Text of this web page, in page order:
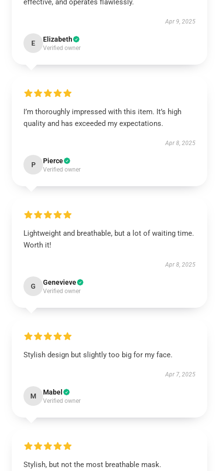
effective, and operates flawlessly.
Apr 9, 2025
E Elizabeth
Verified owner
I’m thoroughly impressed with this item. It’s high
quality and has exceeded my expectations.
Apr 8, 2025
P Pierce
Verified owner
Lightweight and breathable, but a lot of waiting time.
Worth it!
Apr 8, 2025
G Genevieve
Verified owner
Stylish design but slightly too big for my face.
Apr 7, 2025
M Mabel
Verified owner
Stylish, but not the most breathable mask.